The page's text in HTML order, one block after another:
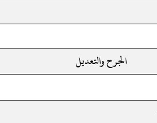
الجرح والتعديل